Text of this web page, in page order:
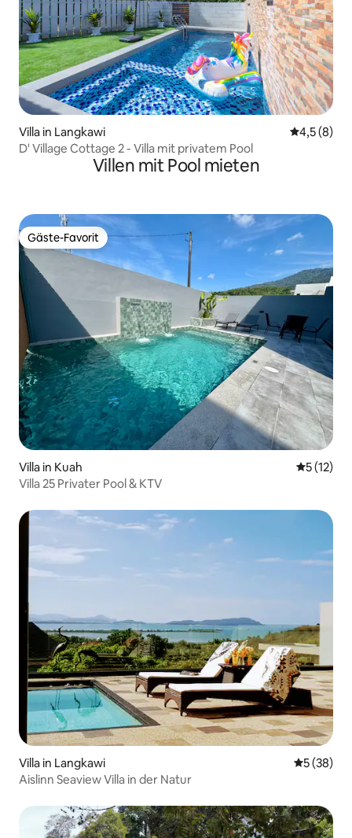
Villa in Langkawi
4,5 (8)
D' Village Cottage 2 - Villa mit privatem Pool
Villen mit Pool mieten
Gäste-Favorit
Gäste-Favorit
Villa in Kuah
5 (12)
Villa 25 Privater Pool & KTV
Villa in Langkawi
5 (38)
Aislinn Seaview Villa in der Natur